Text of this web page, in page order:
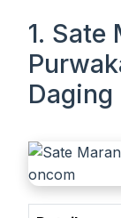
1. Sate
Daging